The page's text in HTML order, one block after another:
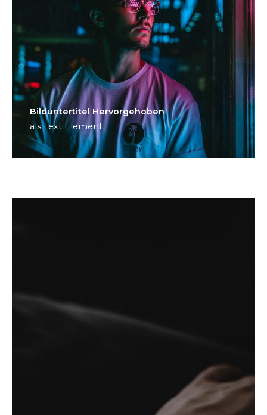
Bild­unter­titel Hervorgehoben
als Text Element